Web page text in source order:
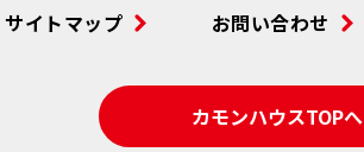
サイトマップ お問い合わせ
カモンハウスTOPへ